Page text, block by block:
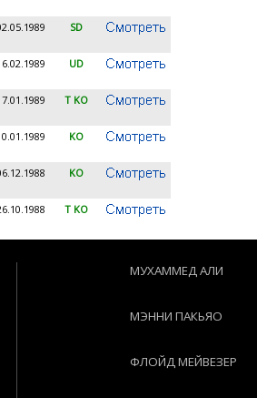
SD
UD
T KO
KO
KO
T KO
МУХАММЕД АЛИ
МЭННИ ПАКЬЯО
ФЛОЙД МЕЙВЕЗЕР